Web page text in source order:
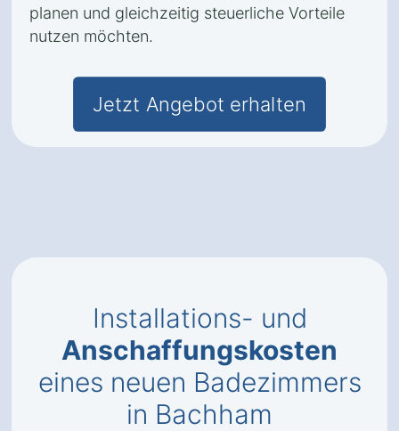
planen und gleichzeitig steuerliche Vorteile
nutzen möchten.
Jetzt Angebot erhalten
Installations- und
Anschaffungskosten
eines neuen Badezimmers
in Bachham